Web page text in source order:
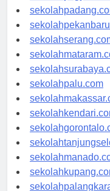
sekolahpalu.com